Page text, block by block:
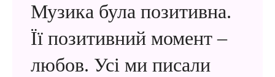
Музика була позитивна.
Її позитивний момент –
любов. Усі ми писали